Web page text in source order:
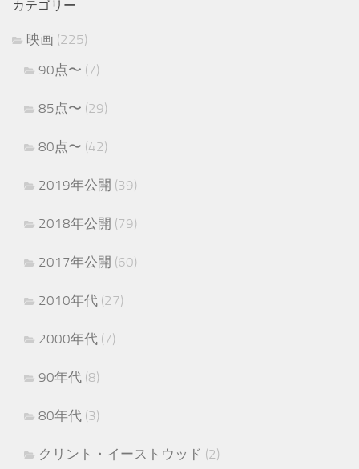
カテゴリー
映画 (225)
90点〜 (7)
85点〜 (29)
80点〜 (42)
2019年公開 (39)
2018年公開 (79)
2017年公開 (60)
2010年代 (27)
2000年代 (7)
90年代 (8)
80年代 (3)
クリント・イーストウッド (2)